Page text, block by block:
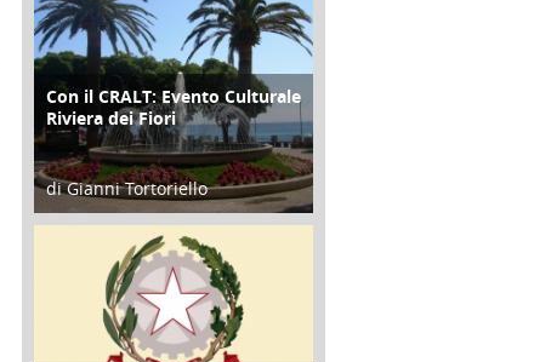
ATTIVITÀ
Con il CRALT: Evento Culturale
Riviera dei Fiori
di Gianni Tortoriello
16 Febbraio 2018